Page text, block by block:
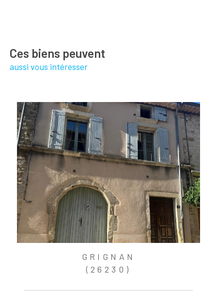
Ces biens peuvent
aussi vous intéresser
GRIGNAN
(26230)